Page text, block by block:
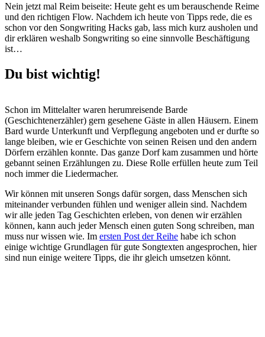
Nein jetzt mal Reim beiseite: Heute geht es um berauschende Reime
und den richtigen Flow. Nachdem ich heute von Tipps rede, die es
schon vor den Songwriting Hacks gab, lass mich kurz ausholen und
dir erklären weshalb Songwriting so eine sinnvolle Beschäftigung
ist…
Du bist wichtig!
Schon im Mittelalter waren herumreisende Barde
(Geschichtenerzähler) gern gesehene Gäste in allen Häusern. Einem
Bard wurde Unterkunft und Verpflegung angeboten und er durfte so
lange bleiben, wie er Geschichte von seinen Reisen und den andern
Dörfern erzählen konnte. Das ganze Dorf kam zusammen und hörte
gebannt seinen Erzählungen zu. Diese Rolle erfüllen heute zum Teil
noch immer die Liedermacher.
Wir können mit unseren Songs dafür sorgen, dass Menschen sich
miteinander verbunden fühlen und weniger allein sind. Nachdem
wir alle jeden Tag Geschichten erleben, von denen wir erzählen
können, kann auch jeder Mensch einen guten Song schreiben, man
muss nur wissen wie. Im ersten Post der Reihe habe ich schon
einige wichtige Grundlagen für gute Songtexten angesprochen, hier
sind nun einige weitere Tipps, die ihr gleich umsetzen könnt.